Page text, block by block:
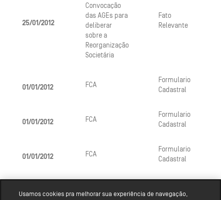
25/01/2012
Convocação
das AGEs para
deliberar
sobre a
Reorganização
Societária
Fato
Relevante
01/01/2012 FCA
Formulario
Cadastral
01/01/2012 FCA
Formulario
Cadastral
01/01/2012 FCA
Formulario
Cadastral
Usamos cookies pra melhorar sua experiência de navegação,